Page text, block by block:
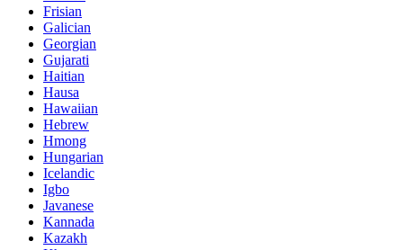
Frisian
Galician
Georgian
Gujarati
Haitian
Hausa
Hawaiian
Hebrew
Hmong
Hungarian
Icelandic
Igbo
Javanese
Kannada
Kazakh